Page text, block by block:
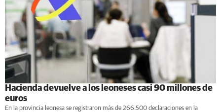
Hacienda devuelve a los leoneses casi 90 millones de
euros
En la provincia leonesa se registraron más de 266.500 declaraciones en la